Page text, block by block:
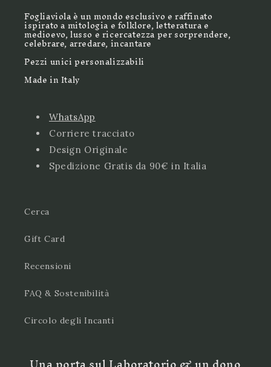
Fogliaviola è un mondo esclusivo e raffinato
ispirato a mitologia e folklore, letteratura e
medioevo, lusso e ricercatezza per sorprendere,
celebrare, arredare, incantare
Pezzi unici personalizzabili
Made in Italy
WhatsApp
Corriere tracciato
Design Originale
Spedizione Gratis da 90€ in Italia
Cerca
Gift Card
Recensioni
FAQ & Sostenibilità
Circolo degli Incanti